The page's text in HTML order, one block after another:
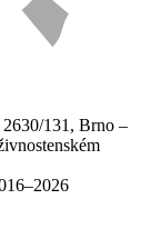
131, Brno –